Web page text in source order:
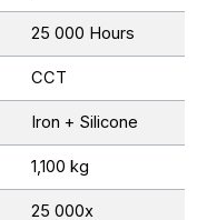
25 000 Hours
CCT
Iron + Silicone
1,100 kg
25 000x